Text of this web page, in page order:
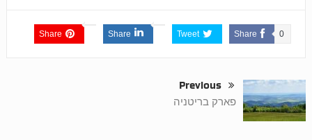
Share 0
Tweet
Share
Share
Previous
פארק בריטניה